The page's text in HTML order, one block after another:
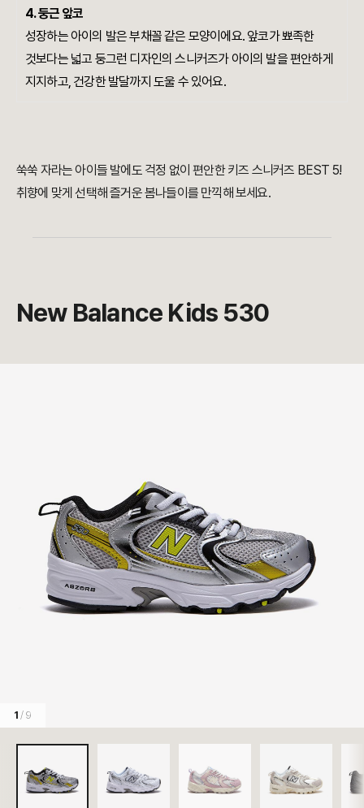
4. 둥근 앞코
성장하는 아이의 발은 부채꼴 같은 모양이에요. 앞코가 뾰족한
것보다는 넓고 둥그런 디자인의 스니커즈가 아이의 발을 편안하게
지지하고, 건강한 발달까지 도울 수 있어요.
쑥쑥 자라는 아이들 발에도 걱정 없이 편안한 키즈 스니커즈 BEST 5!
취향에 맞게 선택해 즐거운 봄나들이를 만끽해 보세요.
New Balance Kids 530
1 / 9